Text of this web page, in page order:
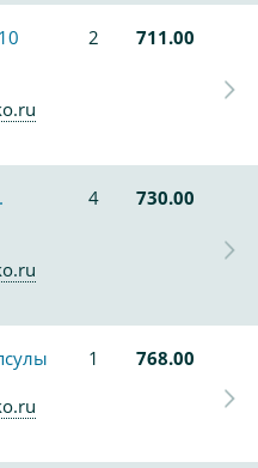
2 711.00
4 730.00
1
768.00